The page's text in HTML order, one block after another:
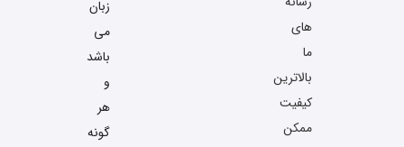
های
ما
بالاترین
کیفیت
ممکن
زبان
می
باشد
و
هر
گونه